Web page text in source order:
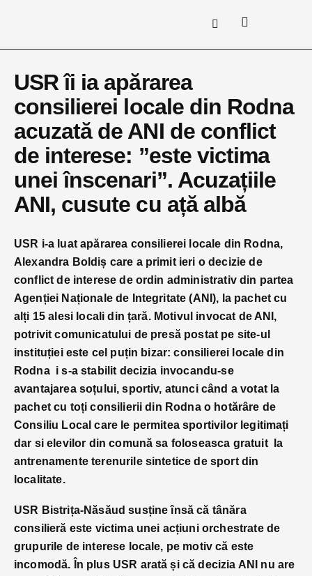
USR îi ia apărarea
consilierei locale din Rodna
acuzată de ANI de conflict
de interese: ”este victima
unei înscenari”. Acuzațiile
ANI, cusute cu ață albă
USR i-a luat apărarea consilierei locale din Rodna,
Alexandra Boldiș care a primit ieri o decizie de
conflict de interese de ordin administrativ din partea
Agenției Naționale de Integritate (ANI), la pachet cu
alți 15 alesi locali din țară. Motivul invocat de ANI,
potrivit comunicatului de presă postat pe site-ul
instituției este cel puțin bizar: consilierei locale din
Rodna i s-a stabilit decizia invocandu-se
avantajarea soțului, sportiv, atunci când a votat la
pachet cu toți consilierii din Rodna o hotărâre de
Consiliu Local care le permitea sportivilor legitimați
dar si elevilor din comună sa foloseasca gratuit la
antrenamente terenurile sintetice de sport din
localitate.
USR Bistrița-Năsăud susține însă că tânăra
consilieră este victima unei acțiuni orchestrate de
grupurile de interese locale, pe motiv că este
incomodă. În plus USR arată și că decizia ANI nu are